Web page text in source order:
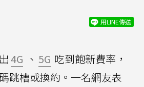
用LINE傳送
4G 、 5G 吃到飽新費率，
跳槽或換約。一名網友表